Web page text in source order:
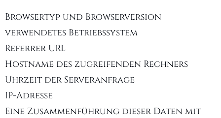
Browsertyp und Browserversion
verwendetes Betriebssystem
Referrer URL
Hostname des zugreifenden Rechners
Uhrzeit der Serveranfrage
IP-Adresse
Eine Zusammenführung dieser Daten mit